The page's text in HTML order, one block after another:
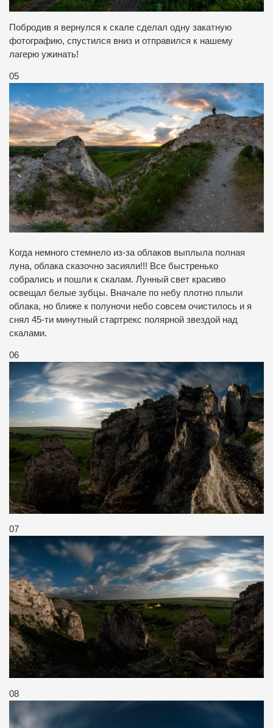
Побродив я вернулся к скале сделал одну закатную
фотографию, спустился вниз и отправился к нашему
лагерю ужинать!
05
Когда немного стемнело из-за облаков выплыла полная
луна, облака сказочно засияли!!! Все быстренько
собрались и пошли к скалам. Лунный свет красиво
освещал белые зубцы. Вначале по небу плотно плыли
облака, но ближе к полуночи небо совсем очистилось и я
снял 45-ти минутный стартрекс полярной звездой над
скалами.
06
07
08